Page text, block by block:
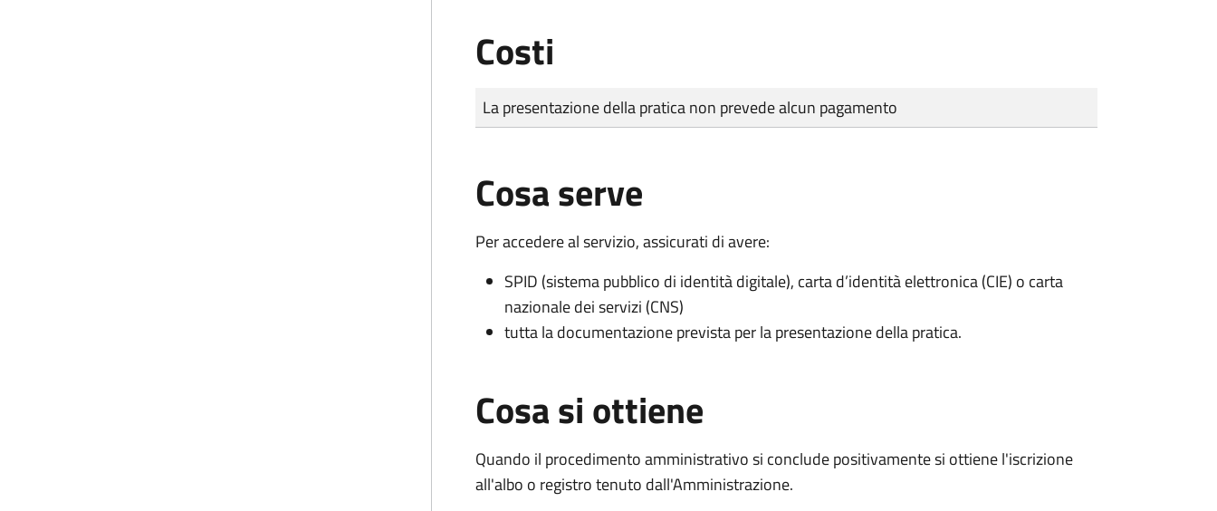
Costi
Tipo di pagamento
Importo
La presentazione della pratica non prevede alcun pagamento
Cosa serve
Per accedere al servizio, assicurati di avere:
SPID (sistema pubblico di identità digitale), carta d’identità elettronica (CIE) o carta
nazionale dei servizi (CNS)
tutta la documentazione prevista per la presentazione della pratica.
Cosa si ottiene
Quando il procedimento amministrativo si conclude positivamente si ottiene l'iscrizione
all'albo o registro tenuto dall'Amministrazione.